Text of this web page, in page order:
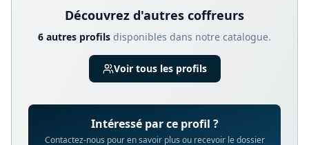
Découvrez d'autres coffreurs
6 autres profils disponibles dans notre catalogue.
Voir tous les profils
Intéressé par ce profil ?
Contactez-nous pour en savoir plus ou recevoir le dossier